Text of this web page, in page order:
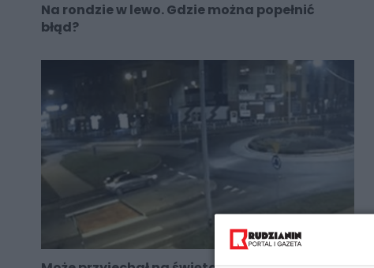
Na rondzie w lewo. Gdzie można popełnić
błąd?